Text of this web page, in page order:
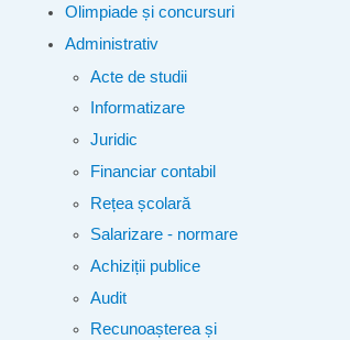
Olimpiade și concursuri
Administrativ
Acte de studii
Informatizare
Juridic
Financiar contabil
Rețea școlară
Salarizare - normare
Achiziții publice
Audit
Recunoașterea și